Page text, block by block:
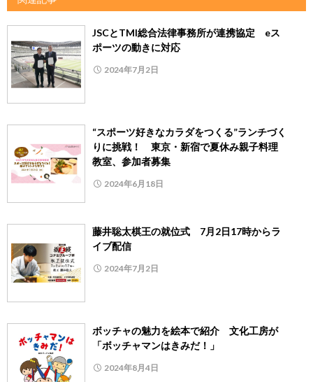
JSCとTMI総合法律事務所が連携協定 eス
ポーツの動きに対応
2024年7月2日
“スポーツ好きなカラダをつくる”ランチづく
りに挑戦！ 東京・新宿で夏休み親子料理
教室、参加者募集
2024年6月18日
藤井聡太棋王の就位式 7月2日17時からラ
イブ配信
2024年7月2日
ボッチャの魅力を絵本で紹介 文化工房が
「ボッチャマンはきみだ！」
2024年8月4日